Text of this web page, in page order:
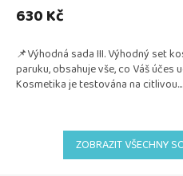
produktu
je
z
5
hvězdiček.
630 Kč
📌Výhodná sada III. Výhodný set
paruku, obsahuje vše, co Váš účes
Kosmetika je testována na citlivou...
ZOBRAZIT VŠECHNY